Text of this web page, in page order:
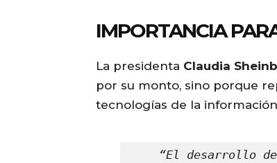
IMPORTANCIA
La presidenta Claudia
por su monto, sino porque
tecnologías de la
“El desarrollo